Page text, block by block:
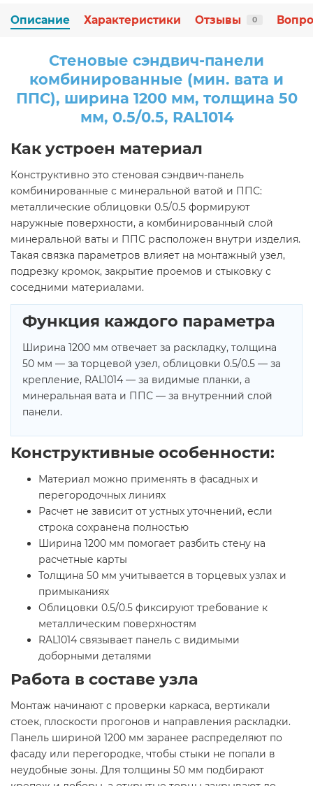
Описание Характеристики Отзывы 0
Стеновые сэндвич-панели
комбинированные (мин. вата и
ППС), ширина 1200 мм, толщина 50
мм, 0.5/0.5, RAL1014
Как устроен материал
Конструктивно это стеновая сэндвич-панель
комбинированные с минеральной ватой и ППС:
металлические облицовки 0.5/0.5 формируют
наружные поверхности, а комбинированный слой
минеральной ваты и ППС расположен внутри изделия.
Такая связка параметров влияет на монтажный узел,
подрезку кромок, закрытие проемов и стыковку с
соседними материалами.
Функция каждого параметра
Ширина 1200 мм отвечает за раскладку, толщина
50 мм — за торцевой узел, облицовки 0.5/0.5 — за
крепление, RAL1014 — за видимые планки, а
минеральная вата и ППС — за внутренний слой
панели.
Конструктивные особенности:
Материал можно применять в фасадных и
перегородочных линиях
Расчет не зависит от устных уточнений, если
строка сохранена полностью
Ширина 1200 мм помогает разбить стену на
расчетные карты
Толщина 50 мм учитывается в торцевых узлах и
примыканиях
Облицовки 0.5/0.5 фиксируют требование к
металлическим поверхностям
RAL1014 связывает панель с видимыми
доборными деталями
Работа в составе узла
Монтаж начинают с проверки каркаса, вертикали
стоек, плоскости прогонов и направления раскладки.
Панель шириной 1200 мм заранее распределяют по
фасаду или перегородке, чтобы стыки не попали в
неудобные зоны. Для толщины 50 мм подбирают